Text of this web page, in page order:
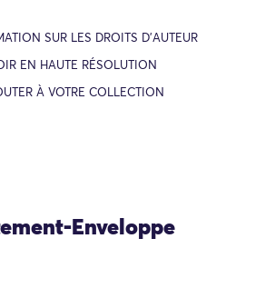
SUR LES DROITS D’AUTEUR
EN HAUTE RÉSOLUTION
À VOTRE COLLECTION
Enveloppe